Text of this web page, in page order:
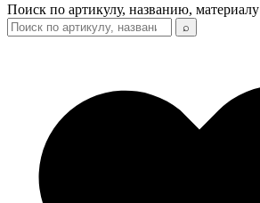
Поиск по артикулу, названию, материалу
⌕